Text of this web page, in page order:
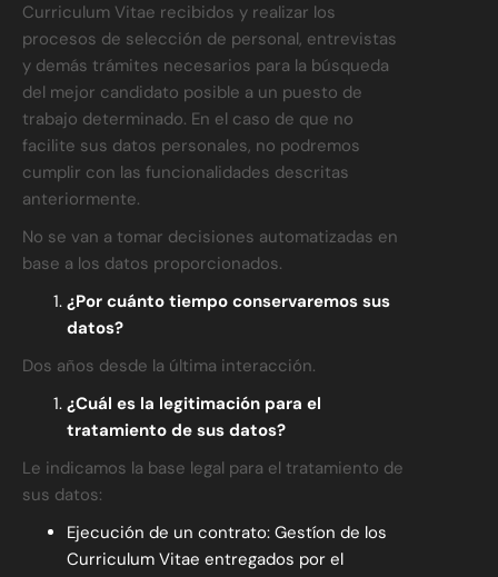
Curriculum Vitae recibidos y realizar los
procesos de selección de personal, entrevistas
y demás trámites necesarios para la búsqueda
del mejor candidato posible a un puesto de
trabajo determinado. En el caso de que no
facilite sus datos personales, no podremos
cumplir con las funcionalidades descritas
anteriormente.
No se van a tomar decisiones automatizadas en
base a los datos proporcionados.
¿Por cuánto tiempo conservaremos sus
datos?
Dos años desde la última interacción.
¿Cuál es la legitimación para el
tratamiento de sus datos?
Le indicamos la base legal para el tratamiento de
sus datos:
Ejecución de un contrato: Gestíon de los
Curriculum Vitae entregados por el